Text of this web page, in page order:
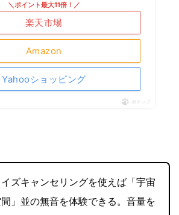
Amazon
＼ポイント最大11倍！／
楽天市場
Yahooショッピング
ポチップ
イズキャンセリングを使えば「宇宙
」並の無音を体験できる。音量を